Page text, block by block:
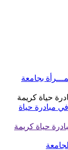
بجامعة
حياة كريمة
مبادرة حياة
حياة كريمة